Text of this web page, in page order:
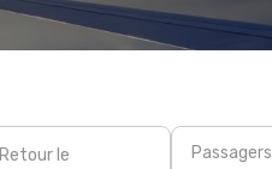
Retour le Passagers